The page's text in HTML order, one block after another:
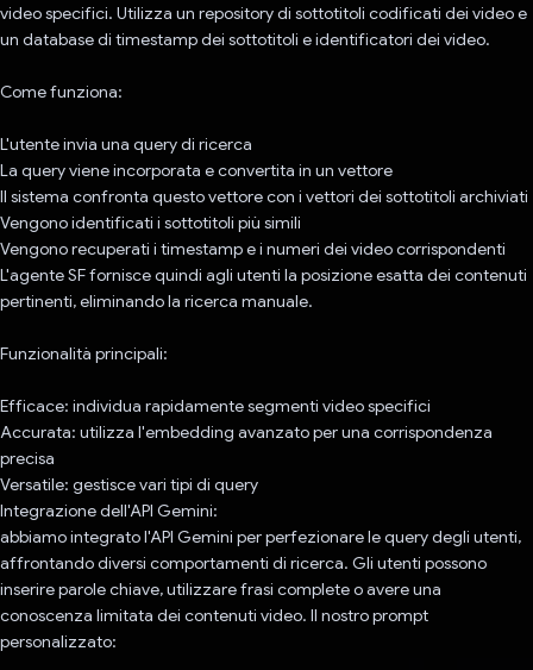
video specifici. Utilizza un repository di sottotitoli codificati dei video e
un database di timestamp dei sottotitoli e identificatori dei video.
Come funziona:
L'utente invia una query di ricerca
La query viene incorporata e convertita in un vettore
Il sistema confronta questo vettore con i vettori dei sottotitoli archiviati
Vengono identificati i sottotitoli più simili
Vengono recuperati i timestamp e i numeri dei video corrispondenti
L'agente SF fornisce quindi agli utenti la posizione esatta dei contenuti
pertinenti, eliminando la ricerca manuale.
Funzionalità principali:
Efficace: individua rapidamente segmenti video specifici
Accurata: utilizza l'embedding avanzato per una corrispondenza
precisa
Versatile: gestisce vari tipi di query
Integrazione dell'API Gemini:
abbiamo integrato l'API Gemini per perfezionare le query degli utenti,
affrontando diversi comportamenti di ricerca. Gli utenti possono
inserire parole chiave, utilizzare frasi complete o avere una
conoscenza limitata dei contenuti video. Il nostro prompt
personalizzato: